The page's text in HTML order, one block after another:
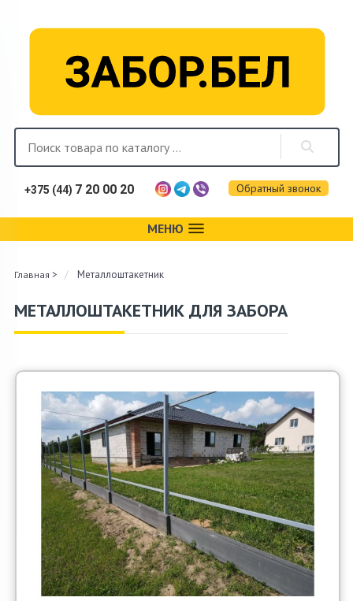
+375 (44) 7 20 00 20 Обратный звонок
МЕНЮ
Монтаж
Акции и скидки
Контакты
Главная > Металлоштакетник
МЕТАЛЛОШТАКЕТНИК ДЛЯ ЗАБОРА